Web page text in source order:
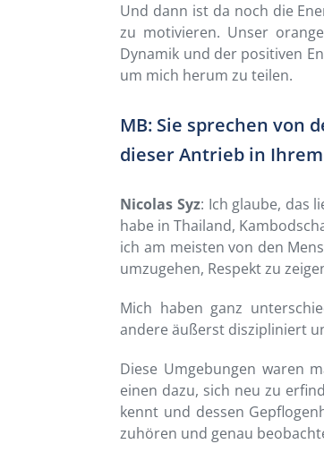
Und dann ist da noch die
zu motivieren. Unser
Dynamik und der positiven
um mich herum zu teilen.
MB: Sie sprechen von
dieser Antrieb in
Nicolas Syz: Ich glaube, das
habe in Thailand,
ich am meisten von den
umzugehen, Respekt zu
Mich haben ganz
andere äußerst diszipliniert
Diese Umgebungen waren
einen dazu, sich neu zu
kennt und dessen
zuhören und genau